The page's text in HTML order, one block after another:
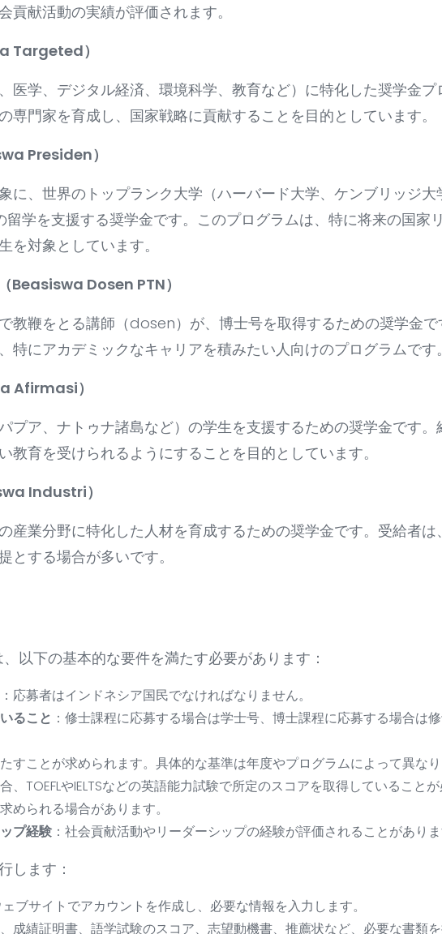
貢献活動の実績が評価されます。
Targeted）
医学、デジタル経済、環境科学、教育など）に特化した奨学金プ
専門家を育成し、国家戦略に貢献することを目的としています。
Presiden）
に、世界のトップランク大学（ハーバード大学、ケンブリッジ大
学を支援する奨学金です。このプログラムは、特に将来の国家
を対象としています。
Beasiswa Dosen PTN）
教鞭をとる講師（dosen）が、博士号を取得するための奨学金
特にアカデミックなキャリアを積みたい人向けのプログラムです。
Afirmasi）
プア、ナトゥナ諸島など）の学生を支援するための奨学金です。
教育を受けられるようにすることを目的としています。
Industri）
産業分野に特化した人材を育成するための奨学金です。受給者は
とする場合が多いです。
以下の基本的な要件を満たす必要があります：
：応募者はインドネシア国民でなければなりません。
ること ：修士課程に応募する場合は学士号、博士課程に応募する場合は
すことが求められます。具体的な基準は年度やプログラムによって異なり
、TOEFLやIELTSなどの英語能力試験で所定のスコアを取得していることが
められる場合があります。
プ経験：社会貢献活動やリーダーシップの経験が評価されることがありま
します：
ブサイトでアカウントを作成し、必要な情報を入力します。
成績証明書、語学試験のスコア、志望動機書、推薦状など、必要な書類を